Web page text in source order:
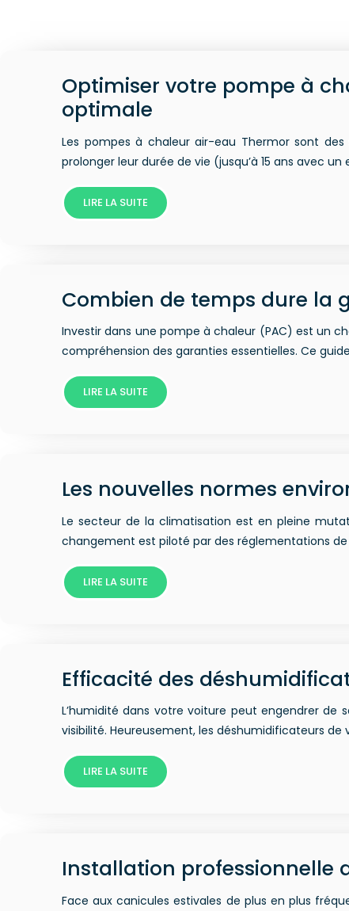
Optimiser votre pompe à
optimale
Les pompes à chaleur air-eau Thermor sont
prolonger leur durée de vie (jusqu’à 15 ans avec
LIRE LA SUITE
Combien de temps dure la
Investir dans une pompe à chaleur (PAC) est un
compréhension des garanties essentielles. Ce
LIRE LA SUITE
Les nouvelles normes
Le secteur de la climatisation est en pleine
changement est piloté par des réglementations
LIRE LA SUITE
Efficacité des
L’humidité dans votre voiture peut engendrer de
visibilité. Heureusement, les déshumidificateurs
LIRE LA SUITE
Installation professionnelle
Face aux canicules estivales de plus en plus